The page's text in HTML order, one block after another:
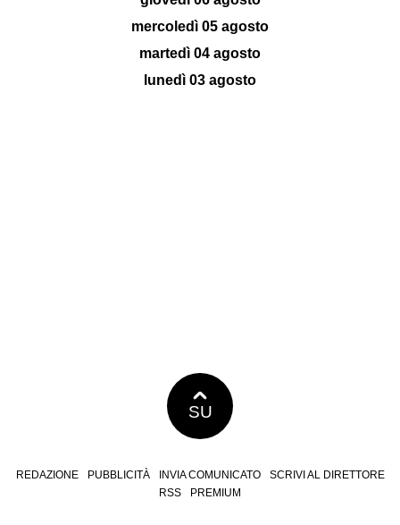
mercoledì 05 agosto
martedì 04 agosto
lunedì 03 agosto
SU
REDAZIONE PUBBLICITÀ INVIA COMUNICATO
SCRIVI AL DIRETTORE
RSS
PREMIUM